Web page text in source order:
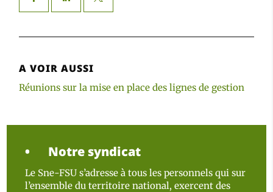
A VOIR AUSSI
Réunions sur la mise en place des lignes de gestion
Notre syndicat
Le Sne-FSU s’adresse à tous les personnels qui sur
l’ensemble du territoire national, exercent des